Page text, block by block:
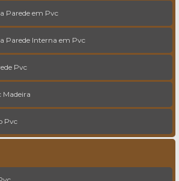
Parede em Pvc
Parede Interna em Pvc
Pvc
Madeira
Pvc